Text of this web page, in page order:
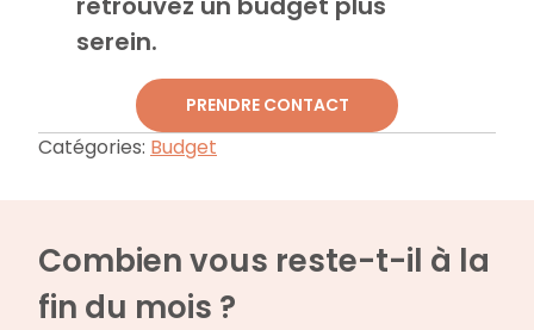
serein.
PRENDRE CONTACT
Catégories: Budget
Combien vous reste-t-il à la
fin du mois ?